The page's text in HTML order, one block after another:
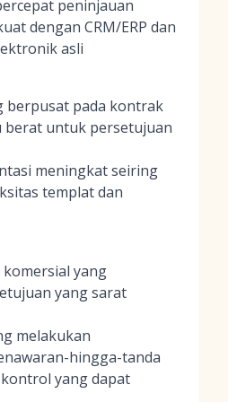
peninjauan
dengan CRM/ERP dan
asli
berpusat pada kontrak
berat untuk persetujuan
meningkat seiring
templat dan
yang
yang sarat
melakukan
hingga-tanda
yang dapat